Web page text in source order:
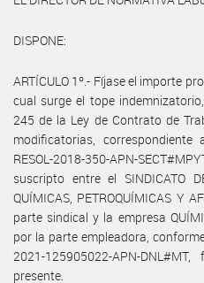
DISPONE:
ARTÍCULO 1º.- Fíjase el importe
cual surge el tope
245 de la Ley de Contrato de
modificatorias,
RESOL-2018-350-APN-
suscripto entre el SINDICATO
QUÍMICAS, PETROQUÍMICAS Y
parte sindical y la empresa
por la parte empleadora,
2021-125905022-APN-
presente.